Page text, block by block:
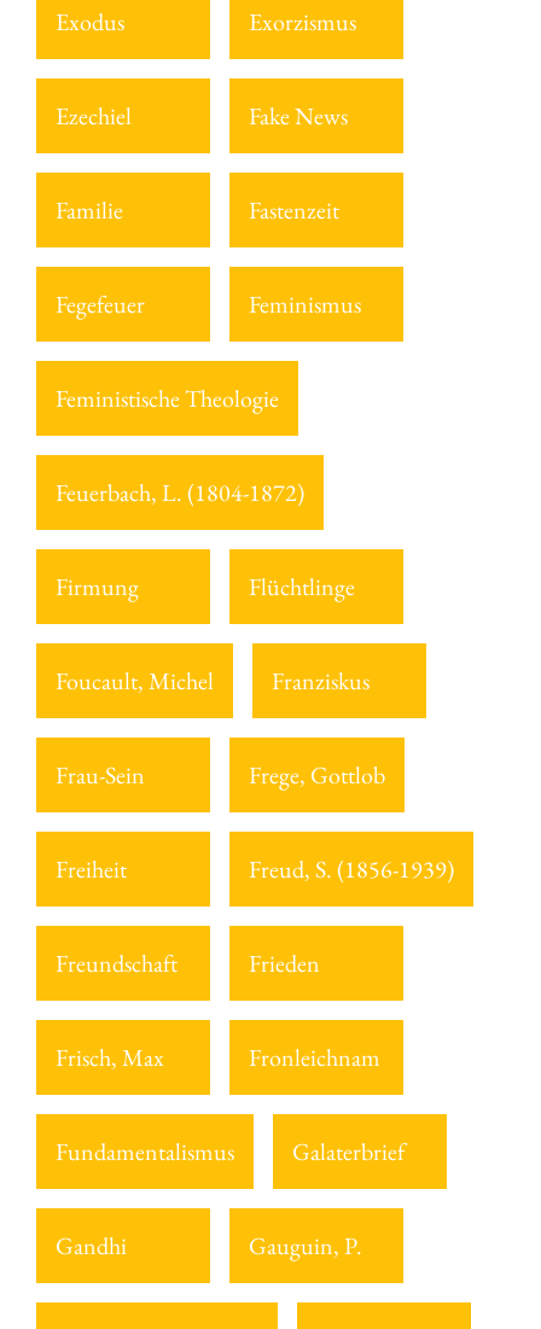
Exodus Exorzismus
Ezechiel Fake News
Familie Fastenzeit
Fegefeuer Feminismus
Feministische Theologie
Feuerbach, L. (1804-1872)
Firmung Flüchtlinge
Foucault, Michel Franziskus
Frau-Sein Frege, Gottlob
Freiheit Freud, S. (1856-1939)
Freundschaft Frieden
Frisch, Max Fronleichnam
Fundamentalismus Galaterbrief
Gandhi Gauguin, P.